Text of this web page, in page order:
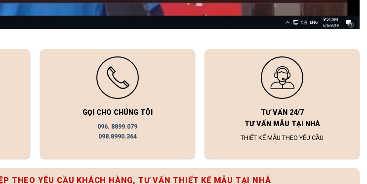
GỌI CHO CHÚNG TÔI
096. 8899.079
098.8990.364
TƯ VẤN 24/7
TƯ VẤN MẪU TẠI NHÀ
THIẾT KẾ MẪU THEO YÊU CẦU
THEO YÊU CẦU KHÁCH HÀNG, TƯ VẤN THIẾT KẾ MẪU TẠI NHÀ